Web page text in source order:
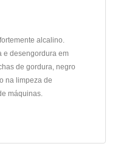
alcalino.
e desengordura em
de gordura, negro
na limpeza de
máquinas.